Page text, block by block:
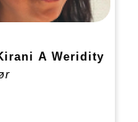
A Weridity